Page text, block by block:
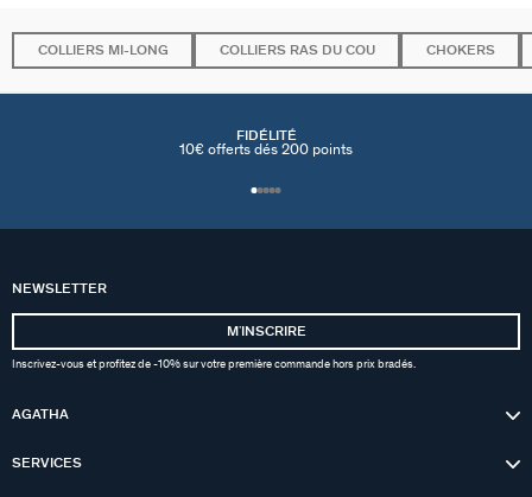
COLLIERS MI-LONG COLLIERS RAS DU COU CHOKERS
FIDÉLITÉ
10€ offerts dés 200 points
NEWSLETTER
MʼINSCRIRE
Inscrivez-vous et profitez de -10% sur votre première commande hors prix bradés.
AGATHA
SERVICES